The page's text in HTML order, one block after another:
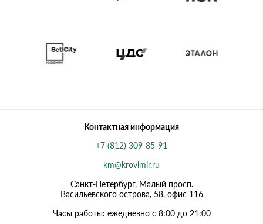
Контактная информация
+7 (812) 309-85-91
km@krovlmir.ru
Санкт-Петербург, Малый просп.
Васильевского острова, 58, офис 116
Часы работы: ежедневно с 8:00 до 21:00